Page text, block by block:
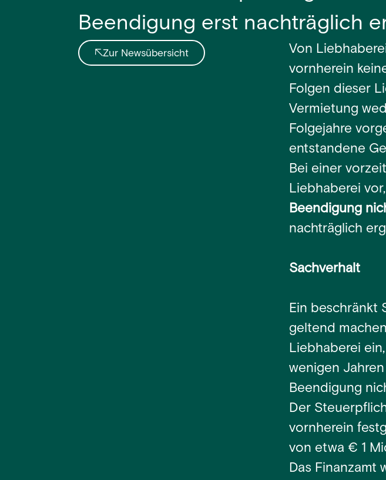
Beendigung erst nachträglich
Zur Newsübersicht
Von
vornherein
Folgen dieser
Vermietung
Folgejahre
entstandene
Bei einer
Liebhaberei
Beendigung
nachträglich
Sachverhalt
Ein beschränkt
geltend
Liebhaberei
wenigen
Beendigung
Der
vornherein
von etwa € 1
Das Finanzamt